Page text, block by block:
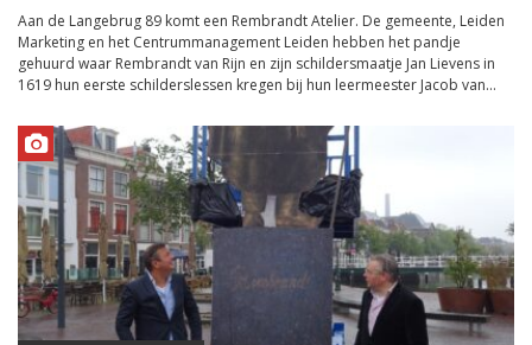
Aan de Langebrug 89 komt een Rembrandt Atelier. De gemeente, Leiden
Marketing en het Centrummanagement Leiden hebben het pandje
gehuurd waar Rembrandt van Rijn en zijn schildersmaatje Jan Lievens in
1619 hun eerste schilderslessen kregen bij hun leermeester Jacob van...